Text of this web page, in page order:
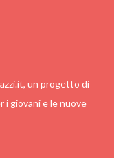
un progetto di
i giovani e le nuove